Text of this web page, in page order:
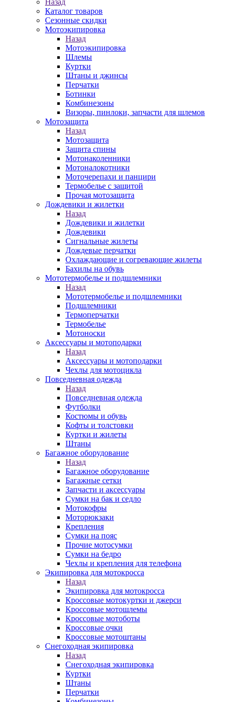
Назад
Каталог товаров
Сезонные скидки
Мотоэкипировка
Назад
Мотоэкипировка
Шлемы
Куртки
Штаны и джинсы
Перчатки
Ботинки
Комбинезоны
Визоры, пинлоки, запчасти для шлемов
Мотозащита
Назад
Мотозащита
Защита спины
Мотонаколенники
Мотоналокотники
Моточерепахи и панцири
Термобелье с защитой
Прочая мотозащита
Дождевики и жилетки
Назад
Дождевики и жилетки
Дождевики
Сигнальные жилеты
Дождевые перчатки
Охлаждающие и согревающие жилеты
Бахилы на обувь
Мототермобелье и подшлемники
Назад
Мототермобелье и подшлемники
Подшлемники
Термоперчатки
Термобелье
Мотоноски
Аксессуары и мотоподарки
Назад
Аксессуары и мотоподарки
Чехлы для мотоцикла
Повседневная одежда
Назад
Повседневная одежда
Футболки
Костюмы и обувь
Кофты и толстовки
Куртки и жилеты
Штаны
Багажное оборудование
Назад
Багажное оборудование
Багажные сетки
Запчасти и аксессуары
Сумки на бак и седло
Мотокофры
Моторюкзаки
Крепления
Сумки на пояс
Прочие мотосумки
Сумки на бедро
Чехлы и крепления для телефона
Экипировка для мотокросса
Назад
Экипировка для мотокросса
Кроссовые мотокуртки и джерси
Кроссовые мотошлемы
Кроссовые мотоботы
Кроссовые очки
Кроссовые мотоштаны
Снегоходная экипировка
Назад
Снегоходная экипировка
Куртки
Штаны
Перчатки